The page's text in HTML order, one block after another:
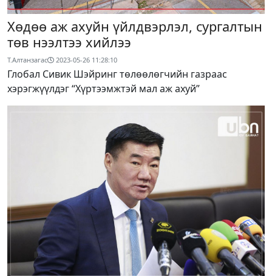
Хөдөө аж ахуйн үйлдвэрлэл, сургалтын
төв нээлтээ хийлээ
Т.Алтанзагас 2023-05-26 11:28:10
Глобал Сивик Шэйринг төлөөлөгчийн газраас
хэрэгжүүлдэг “Хүртээмжтэй мал аж ахуй”